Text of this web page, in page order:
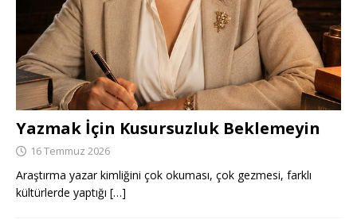
Yazmak İçin Kusursuzluk Beklemeyin
16 Temmuz 2026
Araştırma yazar kimliğini çok okuması, çok gezmesi, farklı
kültürlerde yaptığı […]